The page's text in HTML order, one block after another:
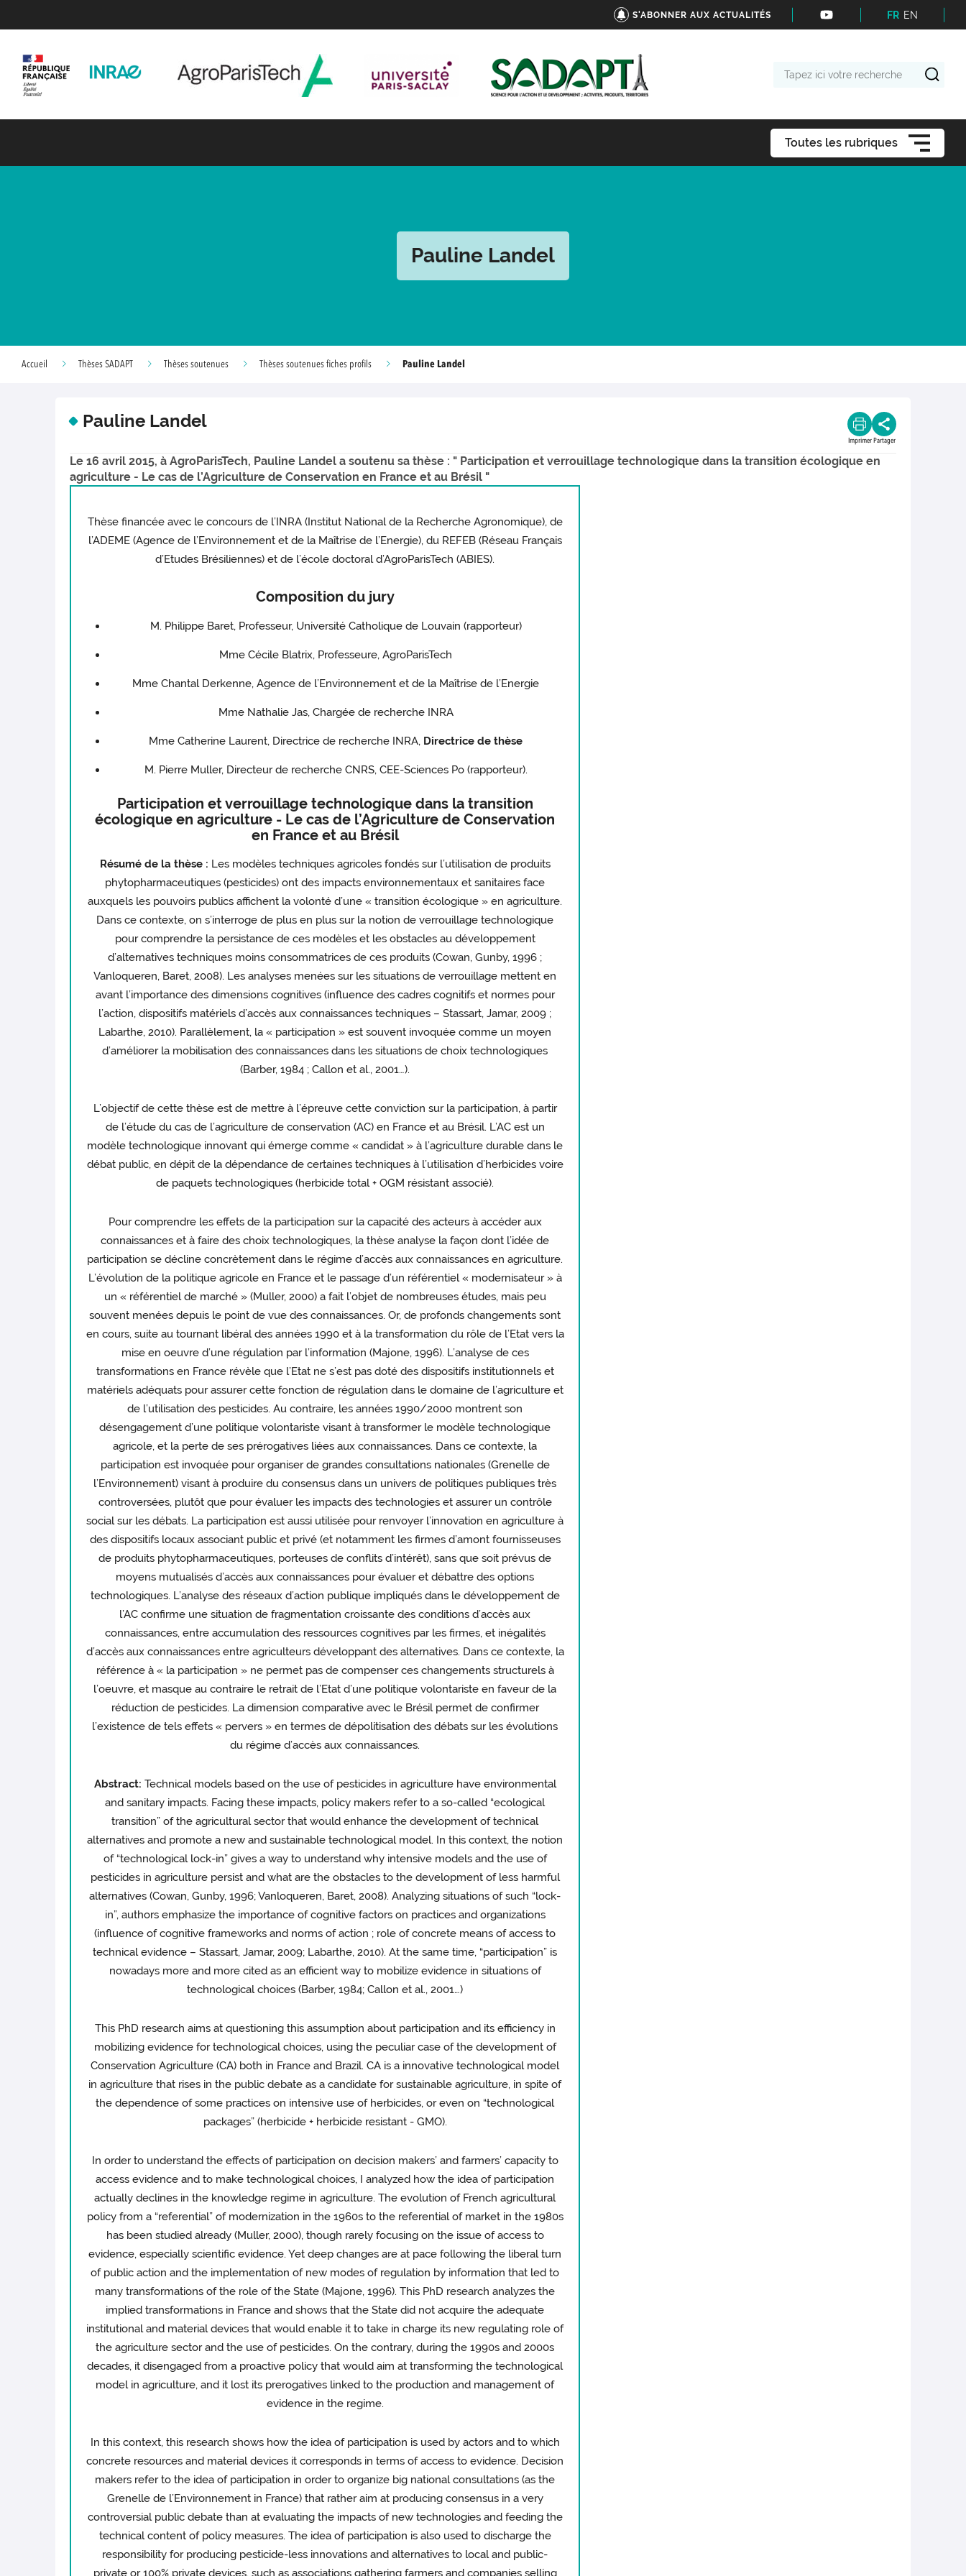
S'ABONNER AUX ACTUALITÉS FR EN
Toutes les rubriques
Pauline Landel
Accueil Thèses SADAPT Thèses soutenues Thèses soutenues fiches profils Pauline Landel
Pauline Landel
Imprimer Partager
Le 16 avril 2015, à AgroParisTech, Pauline Landel a soutenu sa thèse : " Participation et verrouillage technologique dans la transition écologique en
agriculture - Le cas de l’Agriculture de Conservation en France et au Brésil "
Thèse financée avec le concours de l’INRA (Institut National de la Recherche Agronomique), de
l’ADEME (Agence de l’Environnement et de la Maîtrise de l’Energie), du REFEB (Réseau Français
d’Etudes Brésiliennes) et de l’école doctoral d’AgroParisTech (ABIES).
Composition du jury
M. Philippe Baret, Professeur, Université Catholique de Louvain (rapporteur)
Mme Cécile Blatrix, Professeure, AgroParisTech
Mme Chantal Derkenne, Agence de l’Environnement et de la Maîtrise de l’Energie
Mme Nathalie Jas, Chargée de recherche INRA
Mme Catherine Laurent, Directrice de recherche INRA, Directrice de thèse
M. Pierre Muller, Directeur de recherche CNRS, CEE-Sciences Po (rapporteur).
Participation et verrouillage technologique dans la transition
écologique en agriculture - Le cas de l’Agriculture de Conservation
en France et au Brésil
Résumé de la thèse : Les modèles techniques agricoles fondés sur l’utilisation de produits
phytopharmaceutiques (pesticides) ont des impacts environnementaux et sanitaires face
auxquels les pouvoirs publics affichent la volonté d’une « transition écologique » en agriculture.
Dans ce contexte, on s’interroge de plus en plus sur la notion de verrouillage technologique
pour comprendre la persistance de ces modèles et les obstacles au développement
d’alternatives techniques moins consommatrices de ces produits (Cowan, Gunby, 1996 ;
Vanloqueren, Baret, 2008). Les analyses menées sur les situations de verrouillage mettent en
avant l’importance des dimensions cognitives (influence des cadres cognitifs et normes pour
l’action, dispositifs matériels d’accès aux connaissances techniques – Stassart, Jamar, 2009 ;
Labarthe, 2010). Parallèlement, la « participation » est souvent invoquée comme un moyen
d’améliorer la mobilisation des connaissances dans les situations de choix technologiques
(Barber, 1984 ; Callon et al., 2001…).
L’objectif de cette thèse est de mettre à l’épreuve cette conviction sur la participation, à partir
de l’étude du cas de l’agriculture de conservation (AC) en France et au Brésil. L’AC est un
modèle technologique innovant qui émerge comme « candidat » à l’agriculture durable dans le
débat public, en dépit de la dépendance de certaines techniques à l’utilisation d’herbicides voire
de paquets technologiques (herbicide total + OGM résistant associé).
Pour comprendre les effets de la participation sur la capacité des acteurs à accéder aux
connaissances et à faire des choix technologiques, la thèse analyse la façon dont l’idée de
participation se décline concrètement dans le régime d’accès aux connaissances en agriculture.
L’évolution de la politique agricole en France et le passage d’un référentiel « modernisateur » à
un « référentiel de marché » (Muller, 2000) a fait l’objet de nombreuses études, mais peu
souvent menées depuis le point de vue des connaissances. Or, de profonds changements sont
en cours, suite au tournant libéral des années 1990 et à la transformation du rôle de l’Etat vers la
mise en oeuvre d’une régulation par l’information (Majone, 1996). L’analyse de ces
transformations en France révèle que l’Etat ne s’est pas doté des dispositifs institutionnels et
matériels adéquats pour assurer cette fonction de régulation dans le domaine de l’agriculture et
de l’utilisation des pesticides. Au contraire, les années 1990/2000 montrent son
désengagement d’une politique volontariste visant à transformer le modèle technologique
agricole, et la perte de ses prérogatives liées aux connaissances. Dans ce contexte, la
participation est invoquée pour organiser de grandes consultations nationales (Grenelle de
l’Environnement) visant à produire du consensus dans un univers de politiques publiques très
controversées, plutôt que pour évaluer les impacts des technologies et assurer un contrôle
social sur les débats. La participation est aussi utilisée pour renvoyer l’innovation en agriculture à
des dispositifs locaux associant public et privé (et notamment les firmes d’amont fournisseuses
de produits phytopharmaceutiques, porteuses de conflits d’intérêt), sans que soit prévus de
moyens mutualisés d’accès aux connaissances pour évaluer et débattre des options
technologiques. L’analyse des réseaux d’action publique impliqués dans le développement de
l’AC confirme une situation de fragmentation croissante des conditions d’accès aux
connaissances, entre accumulation des ressources cognitives par les firmes, et inégalités
d’accès aux connaissances entre agriculteurs développant des alternatives. Dans ce contexte, la
référence à « la participation » ne permet pas de compenser ces changements structurels à
l’oeuvre, et masque au contraire le retrait de l’Etat d’une politique volontariste en faveur de la
réduction de pesticides. La dimension comparative avec le Brésil permet de confirmer
l’existence de tels effets « pervers » en termes de dépolitisation des débats sur les évolutions
du régime d’accès aux connaissances.
Abstract: Technical models based on the use of pesticides in agriculture have environmental
and sanitary impacts. Facing these impacts, policy makers refer to a so-called “ecological
transition” of the agricultural sector that would enhance the development of technical
alternatives and promote a new and sustainable technological model. In this context, the notion
of “technological lock-in” gives a way to understand why intensive models and the use of
pesticides in agriculture persist and what are the obstacles to the development of less harmful
alternatives (Cowan, Gunby, 1996; Vanloqueren, Baret, 2008). Analyzing situations of such “lock-
in”, authors emphasize the importance of cognitive factors on practices and organizations
(influence of cognitive frameworks and norms of action ; role of concrete means of access to
technical evidence – Stassart, Jamar, 2009; Labarthe, 2010). At the same time, “participation” is
nowadays more and more cited as an efficient way to mobilize evidence in situations of
technological choices (Barber, 1984; Callon et al., 2001…)
This PhD research aims at questioning this assumption about participation and its efficiency in
mobilizing evidence for technological choices, using the peculiar case of the development of
Conservation Agriculture (CA) both in France and Brazil. CA is a innovative technological model
in agriculture that rises in the public debate as a candidate for sustainable agriculture, in spite of
the dependence of some practices on intensive use of herbicides, or even on “technological
packages” (herbicide + herbicide resistant - GMO).
In order to understand the effects of participation on decision makers’ and farmers’ capacity to
access evidence and to make technological choices, I analyzed how the idea of participation
actually declines in the knowledge regime in agriculture. The evolution of French agricultural
policy from a “referential” of modernization in the 1960s to the referential of market in the 1980s
has been studied already (Muller, 2000), though rarely focusing on the issue of access to
evidence, especially scientific evidence. Yet deep changes are at pace following the liberal turn
of public action and the implementation of new modes of regulation by information that led to
many transformations of the role of the State (Majone, 1996). This PhD research analyzes the
implied transformations in France and shows that the State did not acquire the adequate
institutional and material devices that would enable it to take in charge its new regulating role of
the agriculture sector and the use of pesticides. On the contrary, during the 1990s and 2000s
decades, it disengaged from a proactive policy that would aim at transforming the technological
model in agriculture, and it lost its prerogatives linked to the production and management of
evidence in the regime.
In this context, this research shows how the idea of participation is used by actors and to which
concrete resources and material devices it corresponds in terms of access to evidence. Decision
makers refer to the idea of participation in order to organize big national consultations (as the
Grenelle de l’Environnement in France) that rather aim at producing consensus in a very
controversial public debate than at evaluating the impacts of new technologies and feeding the
technical content of policy measures. The idea of participation is also used to discharge the
responsibility for producing pesticide-less innovations and alternatives to local and public-
private or 100% private devices, such as associations gathering farmers and companies selling